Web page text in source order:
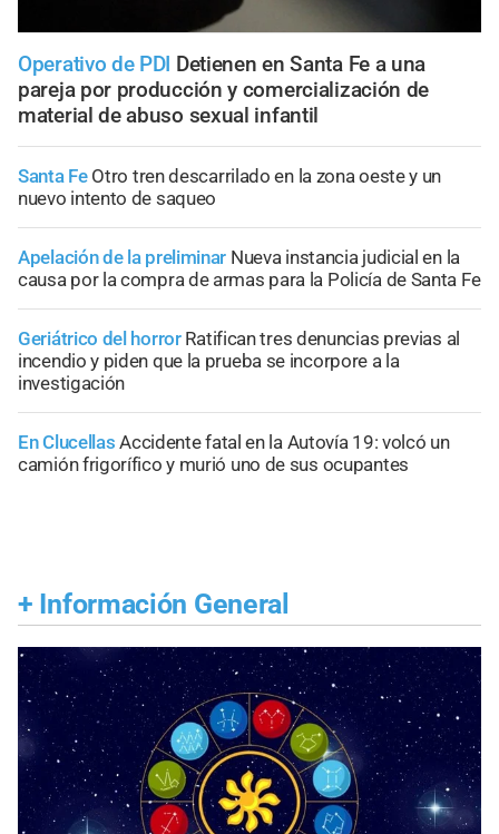
Operativo de PDI Detienen en Santa Fe a una
pareja por producción y comercialización de
material de abuso sexual infantil
Santa Fe Otro tren descarrilado en la zona oeste y un
nuevo intento de saqueo
Apelación de la preliminar Nueva instancia judicial en la
causa por la compra de armas para la Policía de Santa Fe
Geriátrico del horror Ratifican tres denuncias previas al
incendio y piden que la prueba se incorpore a la
investigación
En Clucellas Accidente fatal en la Autovía 19: volcó un
camión frigorífico y murió uno de sus ocupantes
+ Información General